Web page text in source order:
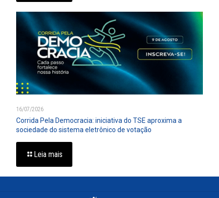
16/07/2026
Corrida Pela Democracia: iniciativa do TSE aproxima a
sociedade do sistema eletrônico de votação
Leia mais